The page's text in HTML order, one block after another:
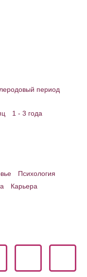
период
1 - 3 года
Психология
Карьера